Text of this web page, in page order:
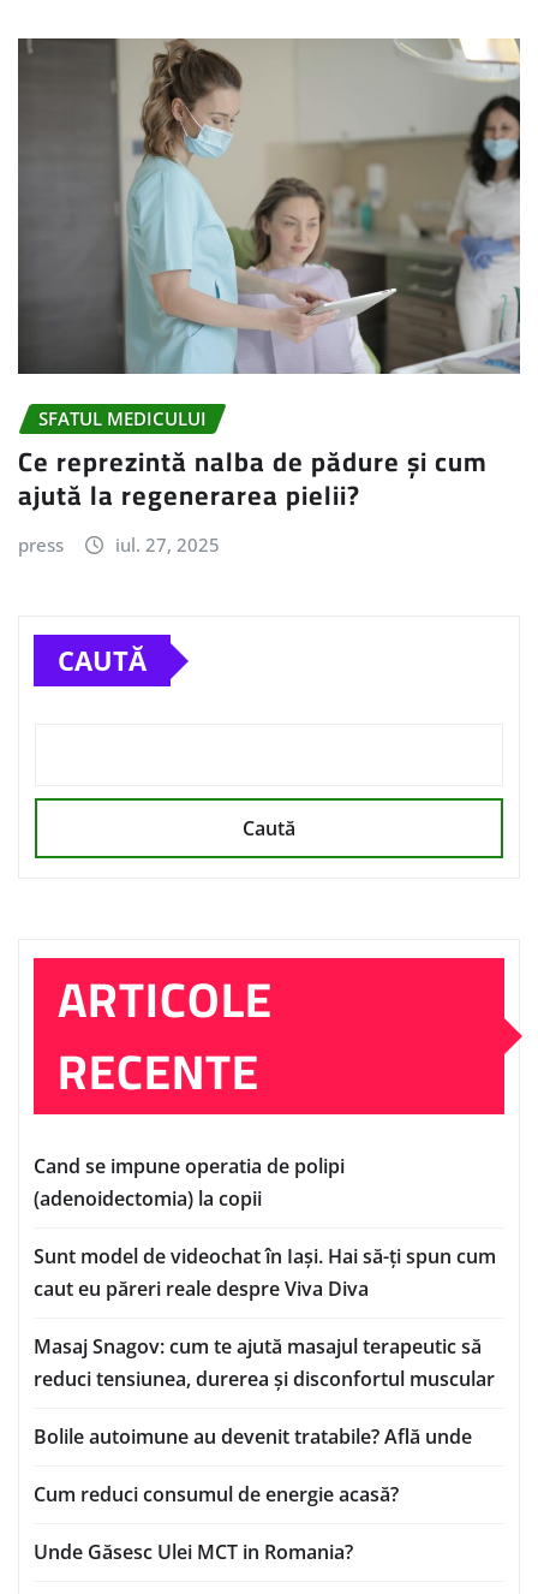
SFATUL MEDICULUI
Ce reprezintă nalba de pădure și cum
ajută la regenerarea pielii?
press iul. 27, 2025
CAUTĂ
Caută
ARTICOLE
RECENTE
Cand se impune operatia de polipi
(adenoidectomia) la copii
Sunt model de videochat în Iași. Hai să-ți spun cum
caut eu păreri reale despre Viva Diva
Masaj Snagov: cum te ajută masajul terapeutic să
reduci tensiunea, durerea și disconfortul muscular
Bolile autoimune au devenit tratabile? Află unde
Cum reduci consumul de energie acasă?
Unde Găsesc Ulei MCT in Romania?